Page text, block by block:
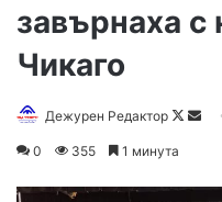
завърнаха с
Чикаго
Дежурен Редактор
0 355 1 минута